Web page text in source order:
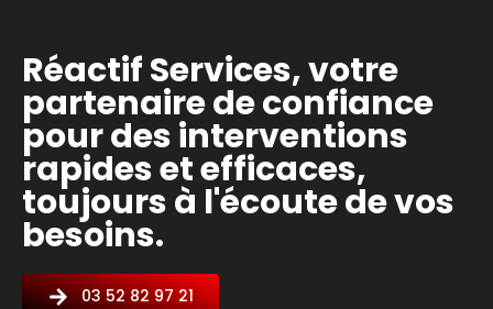
Réactif Services, votre
partenaire de confiance
pour des interventions
rapides et efficaces,
toujours à l'écoute de vos
besoins.
03 52 82 97 21